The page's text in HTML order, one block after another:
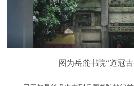
图为岳麓书院“道冠